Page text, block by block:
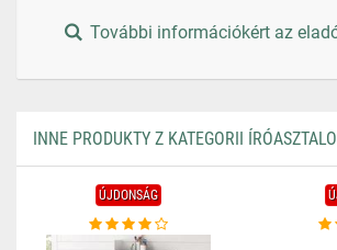
További információkért az
INNE PRODUKTY Z KATEGORII
ÚJDONSÁG